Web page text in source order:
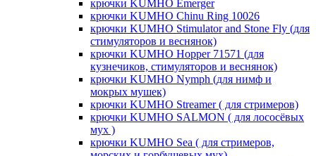
крючки KUMHO Emerger
крючки KUMHO Chinu Ring 10026
крючки KUMHO Stimulator and Stone Fly (для
стимуляторов и веснянок)
крючки KUMHO Hopper 71571 (для
кузнечиков, стимуляторов и веснянок)
крючки KUMHO Nymph (для нимф и
мокрых мушек)
крючки KUMHO Streamer ( для стримеров)
крючки KUMHO SALMON ( для лососёвых
мух )
крючки KUMHO Sea ( для стримеров,